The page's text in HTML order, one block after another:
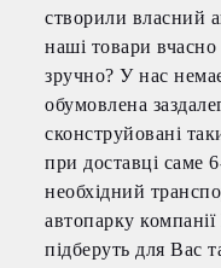
створили власний
наші товари
зручно? У нас
обумовлена
сконструйовані
при доставці саме
необхідний
автопарку
підберуть для Вас